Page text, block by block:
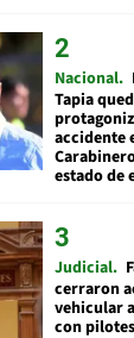
Nacional
Tapia
accidente
estado de
Judicial
cerraron
vehicular
con